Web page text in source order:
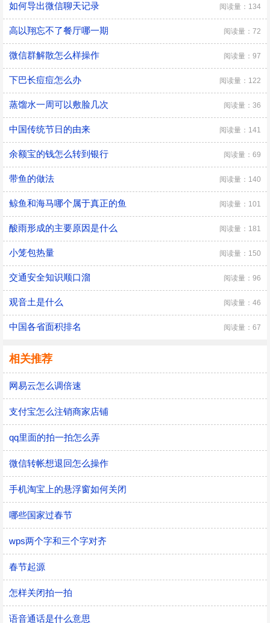
如何导出微信聊天记录 阅读量：134
高以翔忘不了餐厅哪一期 阅读量：72
微信群解散怎么样操作 阅读量：97
下巴长痘痘怎么办 阅读量：122
蒸馏水一周可以敷脸几次 阅读量：36
中国传统节日的由来 阅读量：141
余额宝的钱怎么转到银行 阅读量：69
带鱼的做法 阅读量：140
鲸鱼和海马哪个属于真正的鱼 阅读量：101
酸雨形成的主要原因是什么 阅读量：181
小笼包热量 阅读量：150
交通安全知识顺口溜 阅读量：96
观音土是什么 阅读量：46
中国各省面积排名 阅读量：67
相关推荐
网易云怎么调倍速
支付宝怎么注销商家店铺
qq里面的拍一拍怎么弄
微信转帐想退回怎么操作
手机淘宝上的悬浮窗如何关闭
哪些国家过春节
wps两个字和三个字对齐
春节起源
怎样关闭拍一拍
语音通话是什么意思